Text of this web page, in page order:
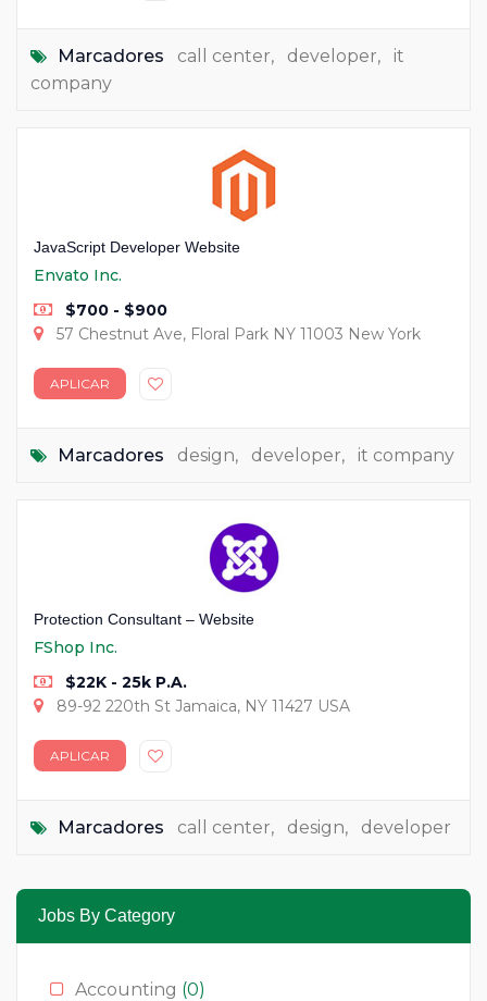
Marcadores call center, developer,
it
company
JavaScript Developer Website
Envato Inc.
$700 - $900
57 Chestnut Ave, Floral Park NY 11003 New York
APLICAR
Marcadores design, developer, it company
Protection Consultant – Website
FShop Inc.
$22K - 25k P.A.
89-92 220th St Jamaica, NY 11427 USA
APLICAR
Marcadores call center, design, developer
Jobs By Category
Accounting (0)